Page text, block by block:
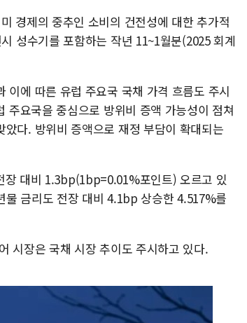
경제의 중추인 소비의 건전성에 대한 추가적
성수기를 포함하는 작년 11~1월분(2025 회계
이에 따른 유럽 주요국 국채 가격 흐름도 주시
요국을 중심으로 방위비 증액 가능성이 점쳐
다. 방위비 증액으로 재정 부담이 확대되는
장 대비 1.3bp(1bp=0.01%포인트) 오르고 있
물 금리도 전장 대비 4.1bp 상승한 4.517%를
시장은 국채 시장 추이도 주시하고 있다.